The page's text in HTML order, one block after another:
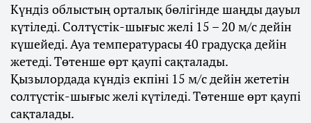
Күндіз облыстың орталық бөлігінде шаңды дауыл
күтіледі. Солтүстік-шығыс желі 15 – 20 м/с дейін
күшейеді. Ауа температурасы 40 градусқа дейін
жетеді. Төтенше өрт қаупі сақталады.
Қызылордада күндіз екпіні 15 м/с дейін жететін
солтүстік-шығыс желі күтіледі. Төтенше өрт қаупі
сақталады.